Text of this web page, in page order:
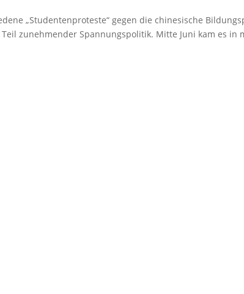
„Studentenproteste“ gegen die chinesische
zunehmender Spannungspolitik. Mitte Juni kam es in